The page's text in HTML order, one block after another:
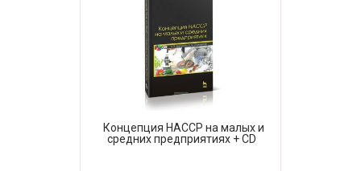
Концепция НАССР на малых и
средних предприятиях + CD